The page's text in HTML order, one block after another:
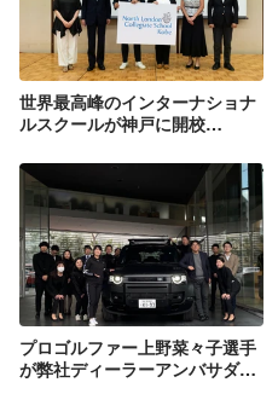
世界最高峰のインターナショナ
ルスクールが神戸に開校
School Kobe』
プロゴルファー上野菜々子選手
が弊社ディーラーアンバサダー